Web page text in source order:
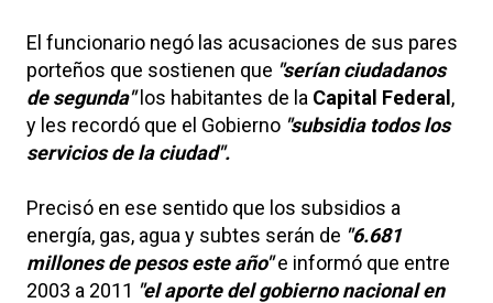
El funcionario negó las acusaciones de sus pares
porteños que sostienen que "serían ciudadanos
de segunda" los habitantes de la Capital Federal ,
y les recordó que el Gobierno "subsidia todos los
servicios de la ciudad".
Precisó en ese sentido que los subsidios a
energía, gas, agua y subtes serán de "6.681
millones de pesos este año"e informó que entre
2003 a 2011 "el aporte del gobierno nacional en